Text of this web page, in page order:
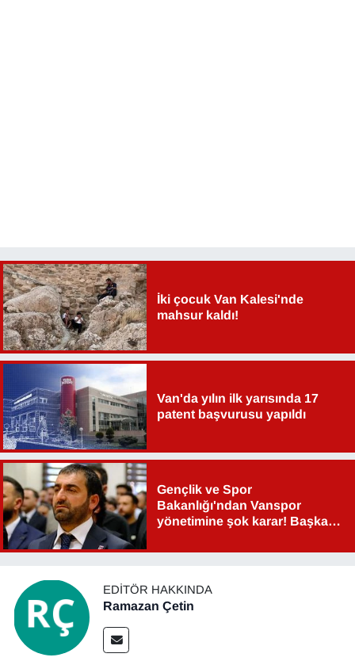
İki çocuk Van Kalesi'nde
mahsur kaldı!
Van'da yılın ilk yarısında 17
patent başvurusu yapıldı
Gençlik ve Spor
Bakanlığı'ndan Vanspor
yönetimine şok karar! Başkan
EDITÖR HAKKINDA
Ramazan Çetin